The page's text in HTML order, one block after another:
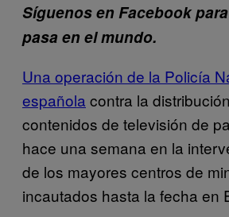
Síguenos en Facebook
pasa en el mundo.
Una operación de la Policía
española contra la
contenidos de televisión de
hace una semana en la
de los mayores centros de
incautados hasta la fecha en